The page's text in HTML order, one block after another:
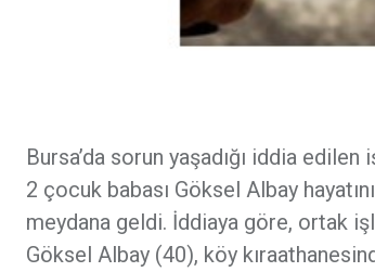
Bursa’da sorun yaşadığı iddia
2 çocuk babası Göksel Albay
meydana geldi. İddiaya göre, ortak
Göksel Albay (40), köy